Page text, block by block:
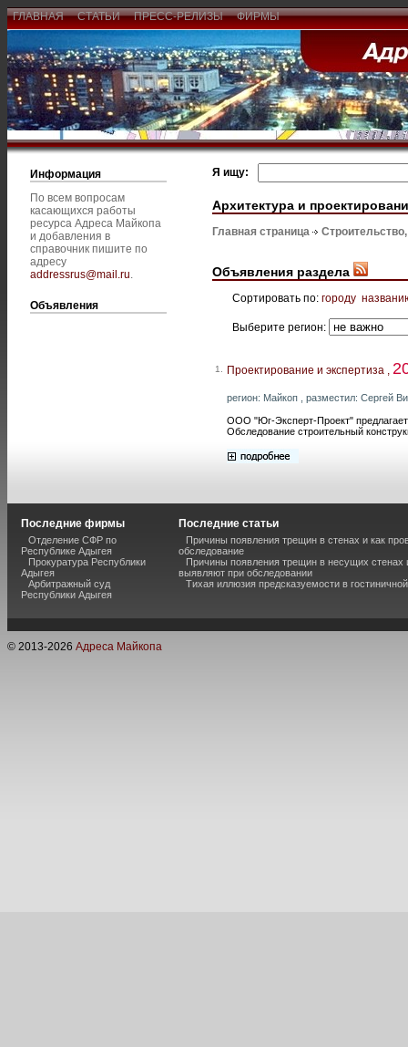
ГЛАВНАЯ СТАТЬИ ПРЕСС-РЕЛИЗЫ ФИРМЫ
Информация
По всем вопросам
касающихся работы
ресурса Адреса Майкопа
и добавления в
справочник пишите по
адресу
addressrus@mail.ru.
Объявления
Я ищу:
Архитектура и
Главная страница
Объявления раздела
Сортировать по: городу
Выберите регион:
1. Проектирование и экспертиза ,
регион: Майкоп , разместил: Сергей
ООО "Юг-Эксперт-Проект"
Обследование строительный
Последние фирмы
Отделение СФР по
Республике Адыгея
Прокуратура Республики
Адыгея
Арбитражный суд
Республики Адыгея
Последние статьи
Причины появления трещин в стенах и как
обследование
Причины появления трещин в несущих стенах
выявляют при обследовании
Тихая иллюзия предсказуемости в
© 2013-2026 Адреса Майкопа